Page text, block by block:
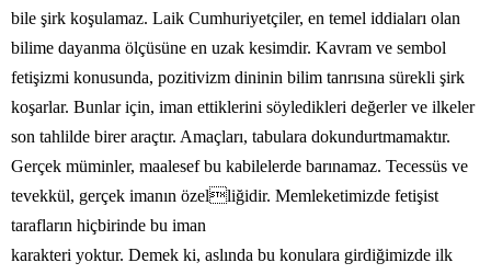
bile şirk koşulamaz. Laik Cumhuriyetçiler, en temel iddiaları olan
bilime dayanma ölçüsüne en uzak kesimdir. Kavram ve sembol
fetişizmi konusunda, pozitivizm dininin bilim tanrısına sürekli şirk
koşarlar. Bunlar için, iman ettiklerini söyledikleri değerler ve ilkeler
son tahlilde birer araçtır. Amaçları, tabulara dokundurtmamaktır.
Gerçek müminler, maalesef bu kabilelerde barınamaz. Tecessüs ve
tevekkül, gerçek imanın özelliğidir. Memleketimizde fetişist
tarafların hiçbirinde bu iman
karakteri yoktur. Demek ki, aslında bu konulara girdiğimizde ilk